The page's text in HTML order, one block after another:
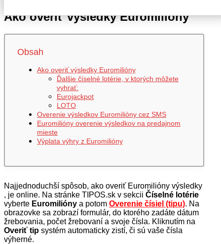
Ako overiť výsledky Euromilióny
Obsah
Ako overiť výsledky Euromilióny
Ďalšie číselné lotérie, v ktorých môžete
vyhrať:
Eurojackpot
LOTO
Overenie výsledkov Euromilióny cez SMS
Euromilióny overenie výsledkov na predajnom
mieste
Výplata výhry z Euromilióny
Najjednoduchší spôsob, ako overiť Euromilióny výsledky
, je online. Na stránke TIPOS.sk v sekcii Číselné lotérie
vyberte Euromilióny a potom Overenie čísiel (tipu). Na
obrazovke sa zobrazí formulár, do ktorého zadáte dátum
žrebovania, počet žrebovaní a svoje čísla. Kliknutím na
Overiť tip systém automaticky zistí, či sú vaše čísla
výherné.